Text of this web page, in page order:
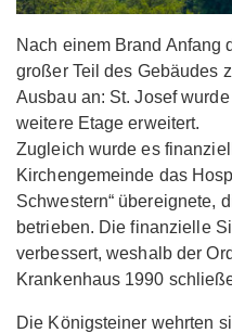
Nach einem Brand Anfang
großer Teil des Gebäudes
Ausbau an: St. Josef
weitere Etage erweitert.
Zugleich wurde es
Kirchengemeinde das
Schwestern“ übereignete,
betrieben. Die finanzielle
verbessert, weshalb der
Krankenhaus 1990
Die Königsteiner wehrten